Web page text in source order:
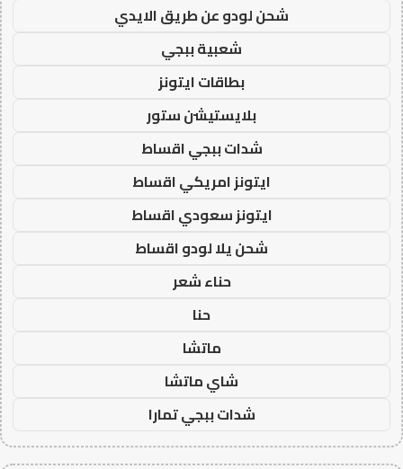
شحن لودو عن طريق الايدي
شعبية ببجي
بطاقات ايتونز
بلايستيشن ستور
شدات ببجي اقساط
ايتونز امريكي اقساط
ايتونز سعودي اقساط
شحن يلا لودو اقساط
حناء شعر
حنا
ماتشا
شاي ماتشا
شدات ببجي تمارا